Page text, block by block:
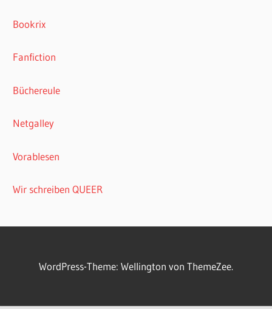
Bookrix
Fanfiction
Büchereule
Netgalley
Vorablesen
Wir schreiben QUEER
WordPress-Theme: Wellington von ThemeZee.